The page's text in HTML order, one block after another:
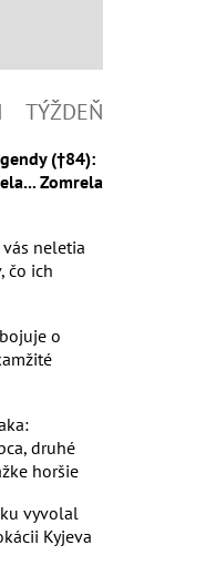
TÝŽDEŇ
(†84):
Zomrela
neletia
čo ich
o
druhé
horšie
vyvolal
Kyjeva